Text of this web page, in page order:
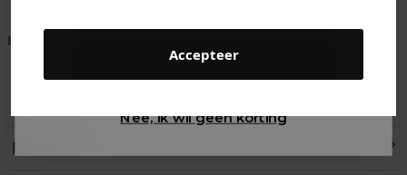
Accepteer
Betaal achteraf met
is morgen in huis!*
Retourneren
Gewoon rondkijken
Nee, ik wil geen korting